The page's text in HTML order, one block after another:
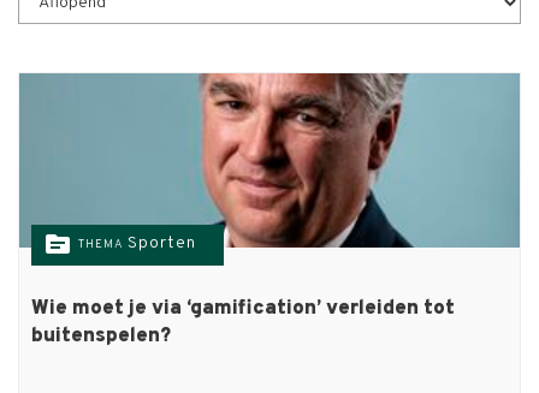
topic THEMA Sporten
Wie moet je via ‘gamification’ verleiden tot
buitenspelen?